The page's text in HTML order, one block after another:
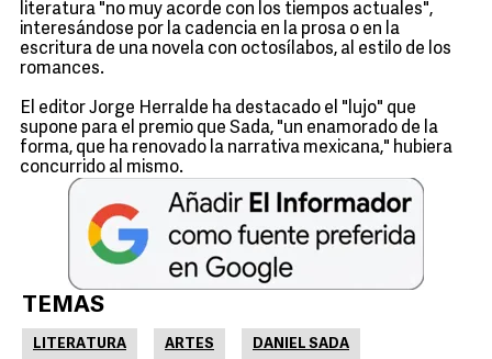
literatura "no muy acorde con los tiempos actuales",
interesándose por la cadencia en la prosa o en la
escritura de una novela con octosílabos, al estilo de los
romances.
El editor Jorge Herralde ha destacado el "lujo" que
supone para el premio que Sada, "un enamorado de la
forma, que ha renovado la narrativa mexicana," hubiera
concurrido al mismo.
TEMAS
LITERATURA ARTES DANIEL SADA